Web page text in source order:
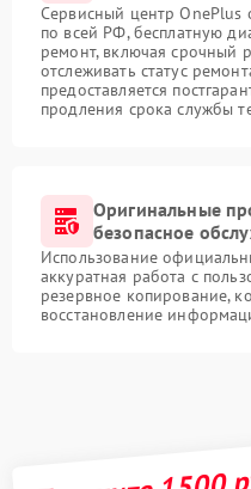
Сервисный центр OnePlus
по всей РФ, бесплатную
ремонт, включая срочный
отслеживать статус
предоставляется
продления срока службы
Оригинальные
безопасное
Использование
аккуратная работа с
резервное копирование,
восстановление